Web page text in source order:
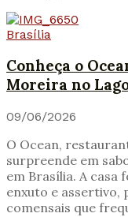
Brasília
Conheça o
Moreira no
09/06/2026
O Ocean,
surpreende em
em Brasília. A casa
enxuto e assertivo,
comensais que